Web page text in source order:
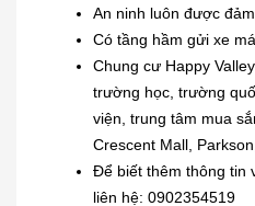
An ninh luôn được
Có tầng hầm gửi xe
Chung cư Happy
trường học, trường
viện, trung tâm mua
Crescent Mall,
Để biết thêm thông tin
liên hệ: 0902354519